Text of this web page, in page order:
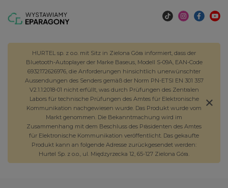
HURTEL sp. z o.o. mit Sitz in Zielona Góra informiert, dass der
Bluetooth-Autoplayer der Marke Baseus, Modell S-09A, EAN-Code
6932172626976, die Anforderungen hinsichtlich unerwünschter
Aussendungen des Senders gemäß der Norm PN-ETSI EN 301 357
V2.1.1:2018-01 nicht erfüllt, was durch Prüfungen des Zentralen
Labors für technische Prüfungen des Amtes für Elektronische
Kommunikation nachgewiesen wurde. Das Produkt wurde vom
Markt genommen. Die Bekanntmachung wird im
Zusammenhang mit dem Beschluss des Präsidenten des Amtes
für Elektronische Kommunikation veröffentlicht. Das gekaufte
Produkt kann an folgende Adresse zurückgesendet werden:
Hurtel Sp. z o.o., ul. Międzyrzecka 12, 65-127 Zielona Góra.